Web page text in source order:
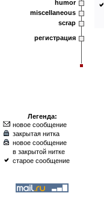
humor
miscellaneous
scrap
регистрация
Легенда:
новое сообщение
закрытая нитка
новое сообщение
в закрытой нитке
старое сообщение